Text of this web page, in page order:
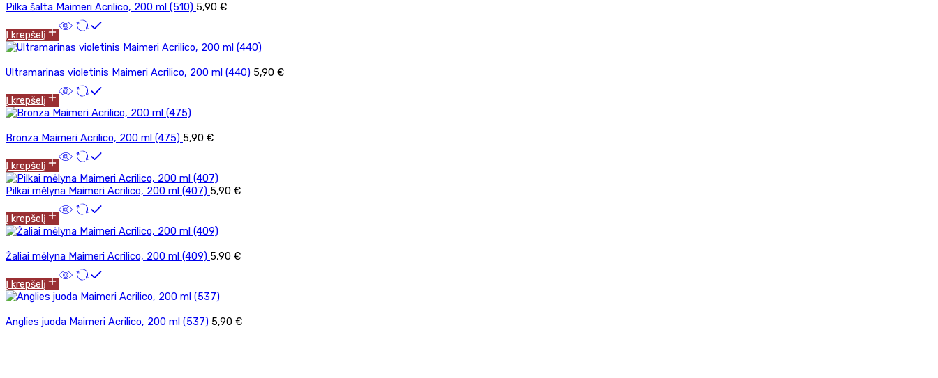
Pilka šalta Maimeri Acrilico, 200 ml (510) 5,90 €
Į krepšelį
Ultramarinas violetinis Maimeri Acrilico, 200 ml (440) 5,90 €
Į krepšelį
Bronza Maimeri Acrilico, 200 ml (475) 5,90 €
Į krepšelį
Pilkai mėlyna Maimeri Acrilico, 200 ml (407) 5,90 €
Į krepšelį
Žaliai mėlyna Maimeri Acrilico, 200 ml (409) 5,90 €
Į krepšelį
Anglies juoda Maimeri Acrilico, 200 ml (537) 5,90 €